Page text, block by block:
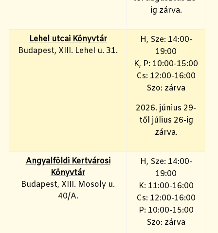
ig zárva.
Lehel utcai Könyvtár
Budapest, XIII. Lehel u. 31.
H, Sze: 14:00-
19:00
K, P: 10:00-15:00
Cs: 12:00-16:00
Szo: zárva
2026. június 29-
től július 26-ig
zárva.
Angyalföldi Kertvárosi
Könyvtár
Budapest, XIII. Mosoly u.
40/A.
H, Sze: 14:00-
19:00
K: 11:00-16:00
Cs: 12:00-16:00
P: 10:00-15:00
Szo: zárva